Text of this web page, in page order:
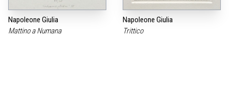
Napoleone Giulia
Mattino a Numana
Napoleone Giulia
Trittico